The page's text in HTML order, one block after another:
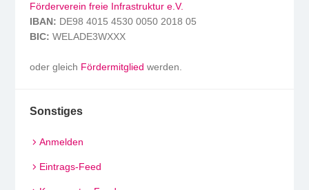
Förderverein freie Infrastruktur e.V.
IBAN: DE98 4015 4530 0050 2018 05
BIC: WELADE3WXXX
oder gleich Fördermitglied werden.
Sonstiges
Anmelden
Eintrags-Feed